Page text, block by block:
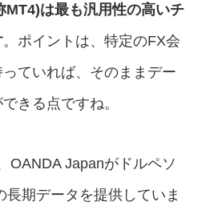
MT4)は最も汎用性の高いチ
。ポイントは、特定のFX会
ていれば、そのままデー
きる点ですね。
OANDA Japanがドルペソ
長期データを提供していま